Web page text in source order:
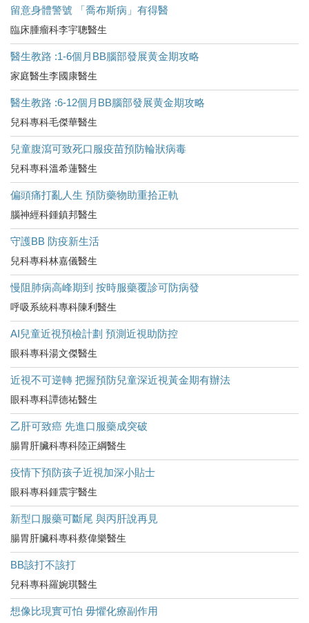
留意身體警號 「喬布斯病」有得醫
臨床腫瘤科李宇聰醫生
醫生教路 :1-6個月BB腦部發展黄金期攻略
家庭醫生李國康醫生
醫生教路 :6-12個月BB腦部發展黄金期攻略
兒科專科毛傑華醫生
兒童腹瀉可致死口服疫苗預防輪狀病毒
兒科專科溫希蓮醫生
偏頭痛打亂人生 預防藥物助重拾正軌
腦神經科鍾鎮邦醫生
守護BB 防疫新生活
兒科專科林嘉儀醫生
慢阻肺病高峰期到 按時服藥覆診可防病發
呼吸系統科專科陳利醫生
AI兒童近視預檢計劃 預測近視助防控
眼科專科湯文傑醫生
近視不可逆轉 把握預防兒童深近視黃金期有辦法
眼科專科譚德祐醫生
乙肝可致癌 先進口服藥成突破
腸胃肝臟科專科陸正綱醫生
疫情下預防孩子近視加深小貼士
眼科專科鍾震宇醫生
新型口服藥可斷尾 與丙肝說再見
腸胃肝臟科專科蔡偉樂醫生
BB該打不該打
兒科專科羅婉琪醫生
想像比現實可怕 毋懼化療副作用